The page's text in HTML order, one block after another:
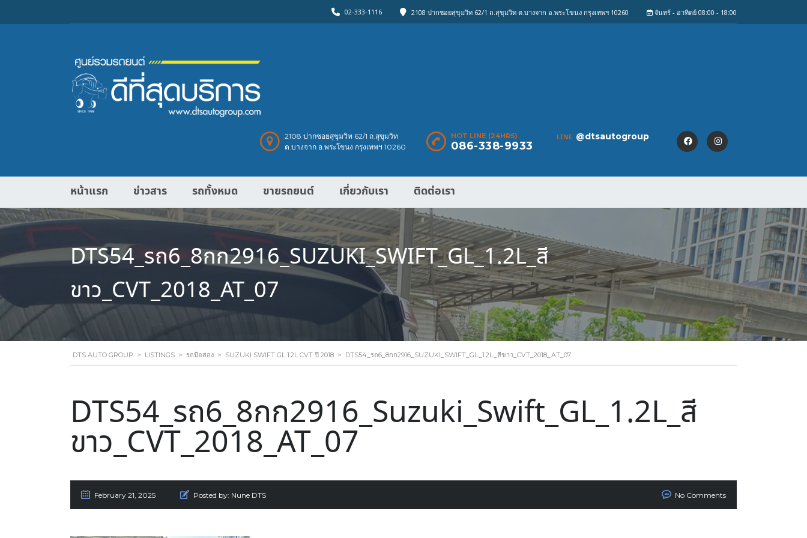
จันทร์ - อาทิตย์ 08:00 - 18:00
2108 ปากซอยสุขุมวิท 62/1 ถ.สุขุมวิท ต.บางจาก อ.พระโขนง กรุงเทพฯ 10260
02-333-1116
LINE @dtsautogroup
HOT LINE (24HRS)
086-338-9933
2108 ปากซอยสุขุมวิท 62/1 ถ.สุขุมวิท
ต.บางจาก อ.พระโขนง กรุงเทพฯ 10260
หน้าแรก ข่าวสาร รถทั้งหมด ขายรถยนต์ เกี่ยวกับเรา ติดต่อเรา
DTS54_รถ6_8กก2916_SUZUKI_SWIFT_GL_1.2L_สี
ขาว_CVT_2018_AT_07
DTS AUTO GROUP > LISTINGS > รถมือสอง > SUZUKI SWIFT GL 1.2L CVT ปี 2018 > DTS54_รถ6_8กก2916_SUZUKI_SWIFT_GL_1.2L_สีขาว_CVT_2018_AT_07
DTS54_รถ6_8กก2916_Suzuki_Swift_GL_1.2L_สี
ขาว_CVT_2018_AT_07
February 21, 2025 Posted by: Nune DTS No Comments